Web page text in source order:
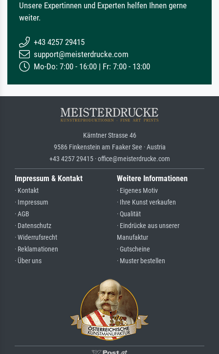
Unsere Expertinnen und Experten helfen Ihnen gerne
weiter.
+43 4257 29415
support@meisterdrucke.com
Mo-Do: 7:00 - 16:00 | Fr: 7:00 - 13:00
Kärntner Strasse 46
9586 Finkenstein am Faaker See · Austria
+43 4257 29415 · office@meisterdrucke.com
Impressum & Kontakt
· Kontakt
· Impressum
· AGB
· Datenschutz
· Widerrufsrecht
· Reklamationen
· Über uns
Weitere Informationen
· Eigenes Motiv
· Ihre Kunst verkaufen
· Qualität
· Eindrücke aus unserer
Manufaktur
· Gutscheine
· Muster bestellen